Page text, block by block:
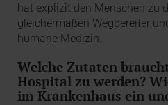
hat explizit den Menschen zu
gleichermaßen Wegbereiter
humane Medizin.
Welche Zutaten
Hospital zu werden?
im Krankenhaus ein